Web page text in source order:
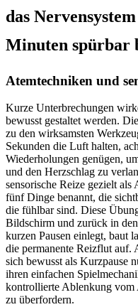
das
Minuten spürbar
Atemtechniken und
Kurze Unterbrechungen
bewusst gestaltet werden.
zu den wirksamsten
Sekunden die Luft halten,
Wiederholungen genügen,
und den Herzschlag zu
sensorische Reize gezielt
fünf Dinge benannt, die
die fühlbar sind. Diese
Bildschirm und zurück in
kurzen Pausen einlegt, baut
die permanente Reizflut auf.
sich bewusst als Kurzpause
ihren einfachen
kontrollierte Ablenkung vom
zu überfordern.